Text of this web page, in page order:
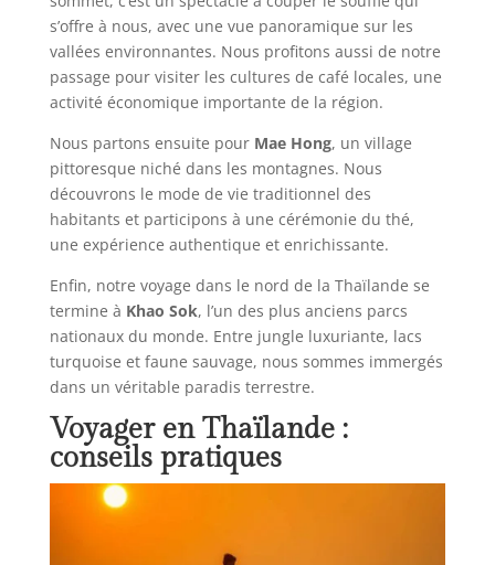
s’offre à nous, avec une vue panoramique sur les
vallées environnantes. Nous profitons aussi de notre
passage pour visiter les cultures de café locales, une
activité économique importante de la région.
Nous partons ensuite pour Mae Hong, un village
pittoresque niché dans les montagnes. Nous
découvrons le mode de vie traditionnel des
habitants et participons à une cérémonie du thé,
une expérience authentique et enrichissante.
Enfin, notre voyage dans le nord de la Thaïlande se
termine à Khao Sok, l’un des plus anciens parcs
nationaux du monde. Entre jungle luxuriante, lacs
turquoise et faune sauvage, nous sommes immergés
dans un véritable paradis terrestre.
Voyager en Thaïlande :
conseils pratiques